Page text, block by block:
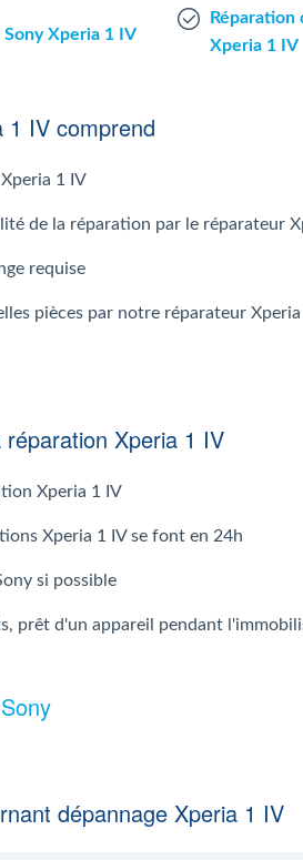
Sony Xperia 1 IV
Réparation
Xperia 1 IV
1 IV comprend
1 IV
de la réparation par le réparateur
requise
pièces par notre réparateur
Xperia 1 IV
Xperia 1 IV
Xperia 1 IV se font en 24h
si possible
prêt d'un appareil pendant
dépannage Xperia 1 IV